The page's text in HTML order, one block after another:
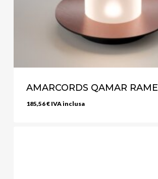
AMARCORDS QAMAR RAME
185,56€ IVA inclusa